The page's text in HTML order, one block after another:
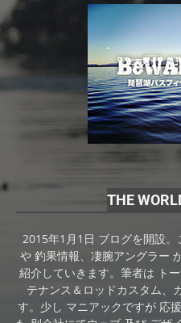
THE
2015年1月1日 ブログを開設
や 釣果情報、凄腕アングラー
紹介していきます。筆者は ト
テナンス＆ロッドカスタム、
す。少し マニアックですが 応